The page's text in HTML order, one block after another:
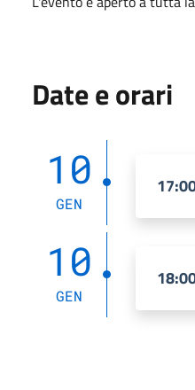
Date e orari
10
GEN
10
GEN